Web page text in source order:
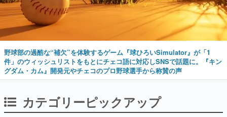
野球部の過酷な“補欠”を体験するゲーム『球ひろいSimulator』が「1
件」のウィッシュリストをもとにチェコ語に対応しSNSで話題に。『キン
グダム・カム』開発元やチェコのプロ野球選手から称賛の声
カテゴリーピックアップ